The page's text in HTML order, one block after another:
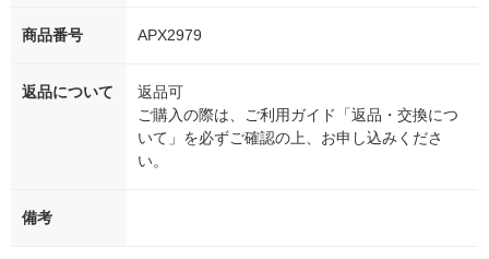
商品番号 APX2979
返品について
返品可
ご購入の際は、ご利用ガイド「返品・交換につ
いて」を必ずご確認の上、お申し込みくださ
い。
備考